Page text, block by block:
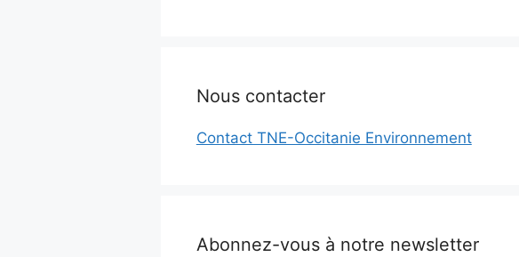
Nous contacter
Contact TNE-Occitanie Environnement
Abonnez-vous à notre newsletter